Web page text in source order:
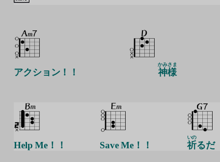
アクション！！ 神様
かみさま
Help Me！！ Save Me！！ 祈
いの
るだ